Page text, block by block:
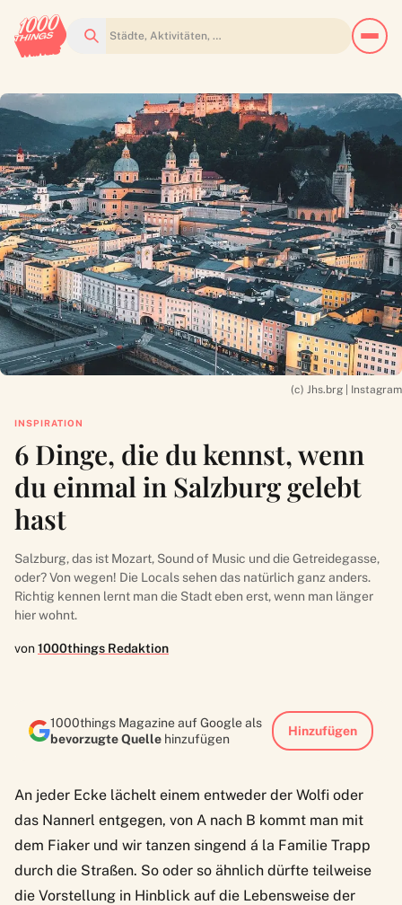
Suchen
(c) Jhs.brg | Instagram
INSPIRATION
6 Dinge, die du kennst, wenn
du einmal in Salzburg gelebt
hast
Salzburg, das ist Mozart, Sound of Music und die Getreidegasse,
oder? Von wegen! Die Locals sehen das natürlich ganz anders.
Richtig kennen lernt man die Stadt eben erst, wenn man länger
hier wohnt.
von1000things Redaktion
1000things Magazine auf Google als
bevorzugte Quelle hinzufügen
Hinzufügen
An jeder Ecke lächelt einem entweder der Wolfi oder
das Nannerl entgegen, von A nach B kommt man mit
dem Fiaker und wir tanzen singend á la Familie Trapp
durch die Straßen. So oder so ähnlich dürfte teilweise
die Vorstellung in Hinblick auf die Lebensweise der